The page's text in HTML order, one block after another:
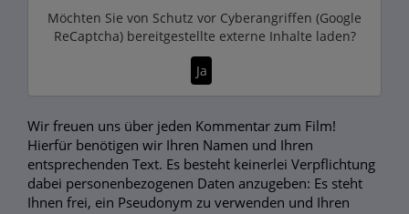
Möchten Sie von Schutz vor Cyberangriffen (Google
ReCaptcha)bereitgestellte externe Inhalte laden?
Ja
Wir freuen uns über jeden Kommentar zum Film!
Hierfür benötigen wir Ihren Namen und Ihren
entsprechenden Text. Es besteht keinerlei Verpflichtung
dabei personenbezogenen Daten anzugeben: Es steht
Ihnen frei, ein Pseudonym zu verwenden und Ihren